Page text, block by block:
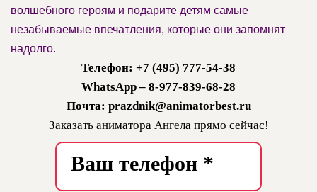
волшебного героям и подарите детям самые
незабываемые впечатления, которые они запомнят
надолго.
Телефон: +7 (495) 777-54-38
WhatsApp – 8-977-839-68-28
Почта: prazdnik@animatorbest.ru
Заказать аниматора Ангела прямо сейчас!